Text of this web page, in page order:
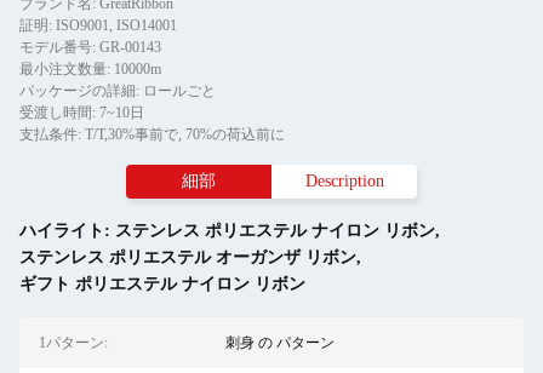
ブランド名: GreatRibbon
証明: ISO9001, ISO14001
モデル番号: GR-00143
最小注文数量: 10000m
パッケージの詳細: ロールごと
受渡し時間: 7~10日
支払条件: T/T,30%事前で, 70%の荷込前に
細部 Description
ハイライト: ステンレス ポリエステル ナイロン リボン,
ステンレス ポリエステル オーガンザ リボン,
ギフト ポリエステル ナイロン リボン
1パターン: 刺身 の パターン